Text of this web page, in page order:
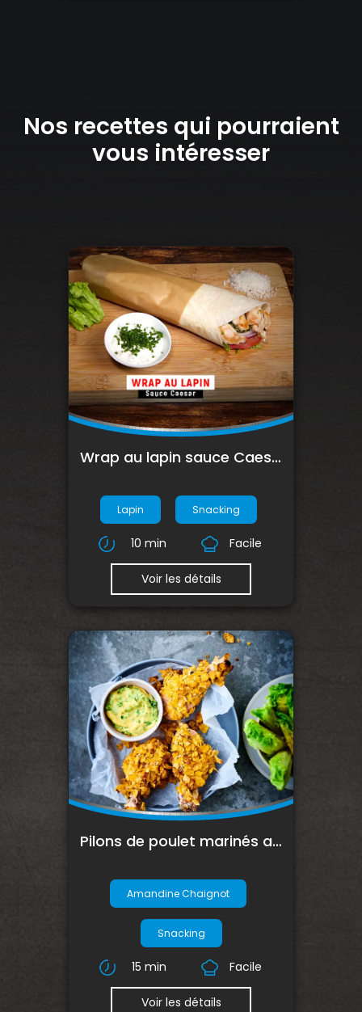
Nos recettes qui pourraient
vous intéresser
Wrap au lapin sauce Caesar Le Gaulois Professionnel
Lapin Snacking
10 min Facile
Voir les détails
Pilons de poulet marinés au yaourt et panés aux cornflakes
Amandine Chaignot
Snacking
15 min Facile
Voir les détails